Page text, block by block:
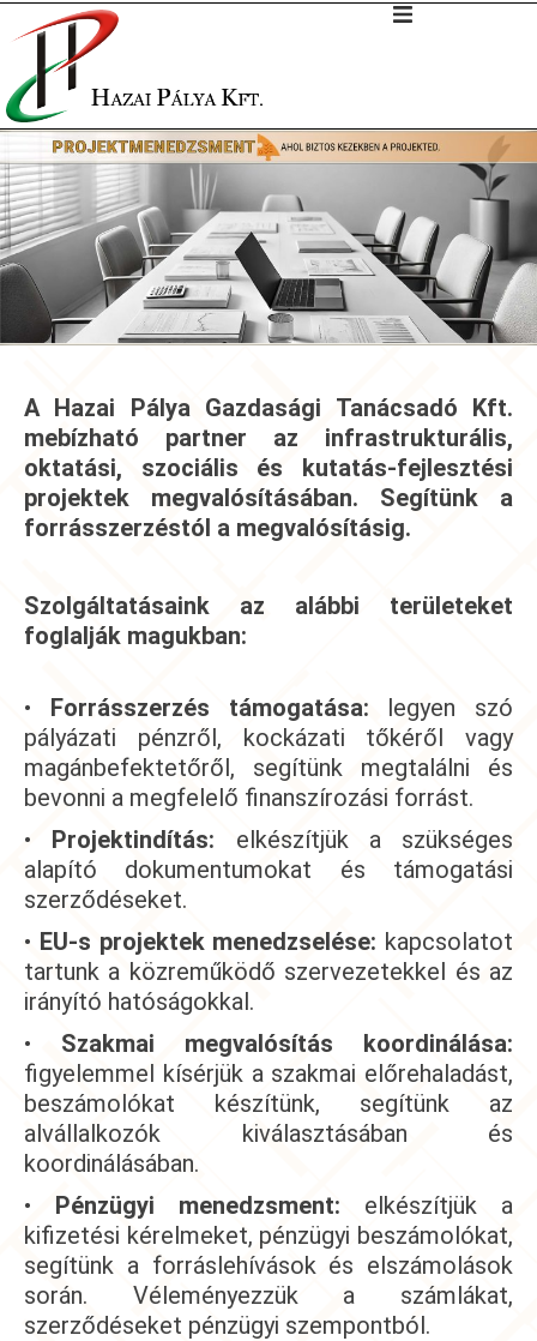
A Hazai Pálya Gazdasági Tanácsadó Kft.
mebízható partner az infrastrukturális,
oktatási, szociális és kutatás-fejlesztési
projektek megvalósításában. Segítünk a
forrásszerzéstól a megvalósításig.
Szolgáltatásaink az alábbi területeket
foglalják magukban:
• Forrásszerzés támogatása: legyen szó
pályázati pénzről, kockázati tőkéről vagy
magánbefektetőről, segítünk megtalálni és
bevonni a megfelelő finanszírozási forrást.
• Projektindítás: elkészítjük a szükséges
alapító dokumentumokat és támogatási
szerződéseket.
• EU-s projektek menedzselése: kapcsolatot
tartunk a közreműködő szervezetekkel és az
irányító hatóságokkal.
• Szakmai megvalósítás koordinálása:
figyelemmel kísérjük a szakmai előrehaladást,
beszámolókat készítünk, segítünk az
alvállalkozók kiválasztásában és
koordinálásában.
• Pénzügyi menedzsment: elkészítjük a
kifizetési kérelmeket, pénzügyi beszámolókat,
segítünk a forráslehívások és elszámolások
során. Véleményezzük a számlákat,
szerződéseket pénzügyi szempontból.